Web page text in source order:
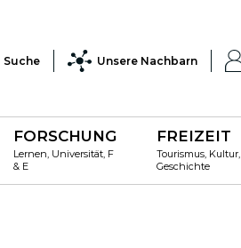
Suche Unsere Nachbarn
FORSCHUNG
Lernen, Universität, F
& E
FREIZEIT
Tourismus, Kultur,
Geschichte